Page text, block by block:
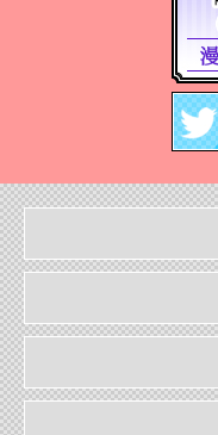
【Sonyaコミックス 電子書
2024年12月刊電子書籍配信
【11月６日発売】Sonyaコ
の結婚事情1』特典情報
2024/10/29
【11月上旬〜12月上旬】
2024/10/29
【期間限定無料配信！】
版】
2024/10/04